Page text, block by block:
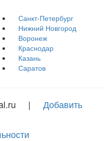
Санкт-Петербург
Нижний Новгород
Воронеж
Краснодар
Казань
Саратов
| Добавить